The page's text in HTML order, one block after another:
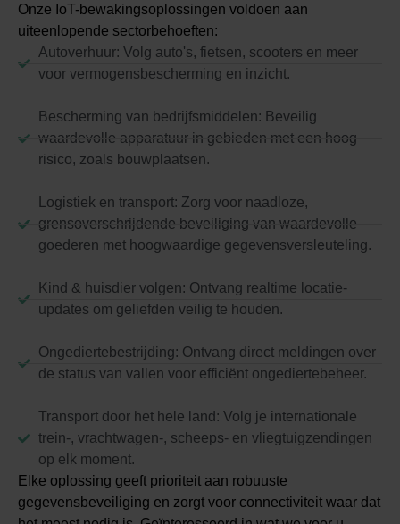
Onze IoT-bewakingsoplossingen voldoen aan
uiteenlopende sectorbehoeften:
Autoverhuur: Volg auto's, fietsen, scooters en meer
voor vermogensbescherming en inzicht.
Bescherming van bedrijfsmiddelen: Beveilig
waardevolle apparatuur in gebieden met een hoog
risico, zoals bouwplaatsen.
Logistiek en transport: Zorg voor naadloze,
grensoverschrijdende beveiliging van waardevolle
goederen met hoogwaardige gegevensversleuteling.
Kind & huisdier volgen: Ontvang realtime locatie-
updates om geliefden veilig te houden.
Ongediertebestrijding: Ontvang direct meldingen over
de status van vallen voor efficiënt ongediertebeheer.
Transport door het hele land: Volg je internationale
trein-, vrachtwagen-, scheeps- en vliegtuigzendingen
op elk moment.
Elke oplossing geeft prioriteit aan robuuste
gegevensbeveiliging en zorgt voor connectiviteit waar dat